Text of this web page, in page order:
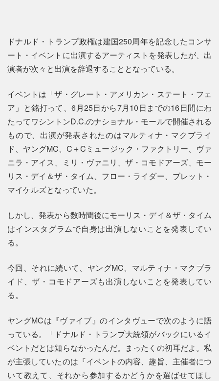
ドナルド・トランプ政権は建国250周年を記念したコンサ
ート・イベントに出演するアーティストを発表したが、出
演者が次々と出演を辞退することとなっている。
イベントは「ザ・グレート・アメリカン・ステート・フェ
ア」と銘打って、6月25日から7月10日までの16日間にわ
たってワシントンD.C.のナショナル・モールで開催される
もので、出演が発表されたのはマルティナ・マクブライ
ド、ヤングMC、C＋Cミュージック・ファクトリー、ヴァ
ニラ・アイス、ミリ・ヴァニリ、ザ・コモドアーズ、モー
リス・デイ＆ザ・タイム、フロー・ライダー、ブレット・
マイケルズとなっていた。
しかし、発表から数時間後にモーリス・デイ＆ザ・タイム
はインスタグラムで自身は出演しないことを発表してい
る。
今回、それに続いて、ヤングMC、マルティナ・マクブラ
イド、ザ・コモドアーズも出演しないことを発表してい
る。
ヤングMCは『ヴァイブ』のインタヴューで次のように語
っている。「ドナルド・トランプ大統領がバックにいるイ
ベントだとは知らなかったんだ。まったくの初耳だよ。私
が主張していたのは『イベントの内容、趣旨、主催者につ
いて教えて、それから参加するかどうかを選ばせてほし